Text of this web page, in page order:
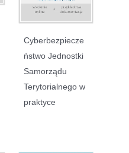
Cyberbezpiecze
ństwo Jednostki
Samorządu
Terytorialnego w
praktyce